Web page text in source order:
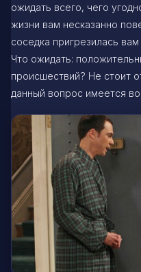
ожидать всего, чего
жизни вам несказанно
соседка пригрезилась
Что ожидать:
происшествий? Не стоит
данный вопрос имеется во